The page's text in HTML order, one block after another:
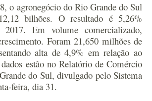
o agronegócio do Rio Grande do Sul
bilhões. O resultado é 5,26%
Em volume comercializado,
Foram 21,650 milhões de
alta de 4,9% em relação ao
estão no Relatório de Comércio
do Sul, divulgado pelo Sistema
feira, dia 31.